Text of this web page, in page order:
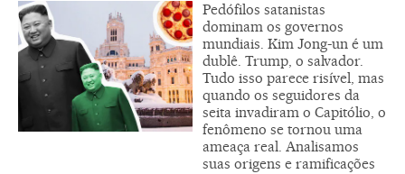
Pedófilos satanistas
dominam os governos
mundiais. Kim Jong-un é um
dublê. Trump, o salvador.
Tudo isso parece risível, mas
quando os seguidores da
seita invadiram o Capitólio, o
fenômeno se tornou uma
ameaça real. Analisamos
suas origens e ramificações